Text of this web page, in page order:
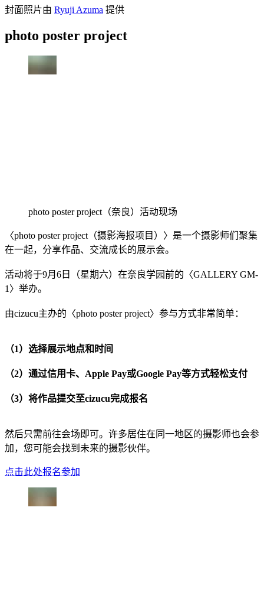
封面照片由 Ryuji Azuma 提供
photo poster project
photo poster project（奈良）活动现场
〈photo poster project（摄影海报项目）〉是一个摄影师们聚集
在一起，分享作品、交流成长的展示会。
活动将于9月6日（星期六）在奈良学园前的〈GALLERY GM-
1〉举办。
由cizucu主办的〈photo poster project〉参与方式非常简单：
（1）选择展示地点和时间
（2）通过信用卡、Apple Pay或Google Pay等方式轻松支付
（3）将作品提交至cizucu完成报名
然后只需前往会场即可。许多居住在同一地区的摄影师也会参
加，您可能会找到未来的摄影伙伴。
点击此处报名参加